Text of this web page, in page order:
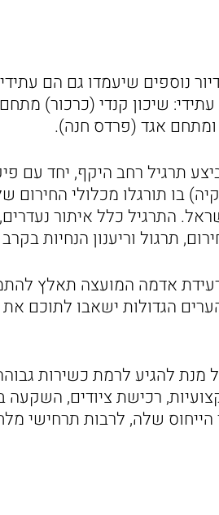
נוספים שיעמדו גם הם
עתידי: שיכון קנדי (כרכור)
אגד (פרדס חנה).
תרגיל רחב היקף, יחד עם
בו תורגלו מכלולי החירום
התרגיל כלל איתור
תרגול וריענון הנחיות
אדמה המועצה תאלץ
הגדולות ישאבו לתוכם
מנת להגיע לרמת כשירות
רכישת ציודים, השקעה
שלה, לרבות תרחישי